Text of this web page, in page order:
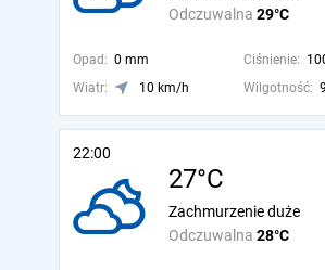
Odczuwalna 29°C
Opad: 0 mm Ciśnienie:
Wiatr:
10 km/h Wilgotność:
22:00
27°C
Odczuwalna 28°C
Zachmurzenie duże